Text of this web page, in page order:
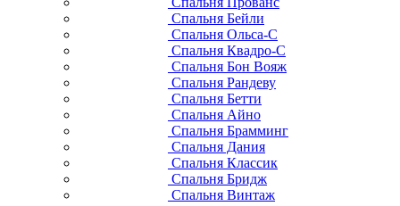
Спальня Бейли
Спальня Ольса-С
Спальня Квадро-С
Спальня Бон Вояж
Спальня Рандеву
Спальня Бетти
Спальня Айно
Спальня Брамминг
Спальня Дания
Спальня Классик
Спальня Бридж
Спальня Винтаж